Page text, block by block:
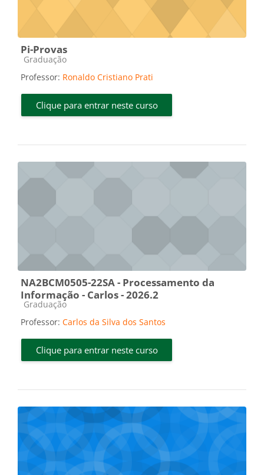
Pi-Provas
Categoria do curso
Graduação
Professor: Ronaldo Cristiano Prati
Clique para entrar neste curso
NA2BCM0505-22SA - Processamento da
Informação - Carlos - 2026.2
Categoria do curso
Graduação
Professor: Carlos da Silva dos Santos
Clique para entrar neste curso